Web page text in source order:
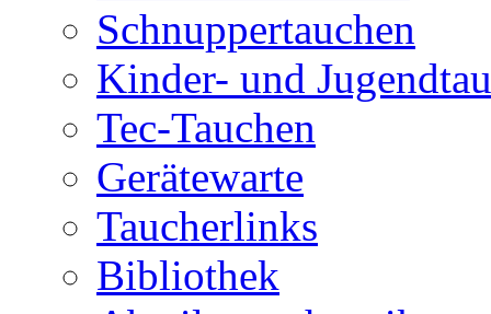
Schnuppertauchen
Kinder- und
Tec-Tauchen
Gerätewarte
Taucherlinks
Bibliothek